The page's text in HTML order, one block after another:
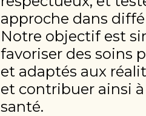
approche dans
Notre objectif est
favoriser des soins
et adaptés aux
et contribuer ainsi
santé.